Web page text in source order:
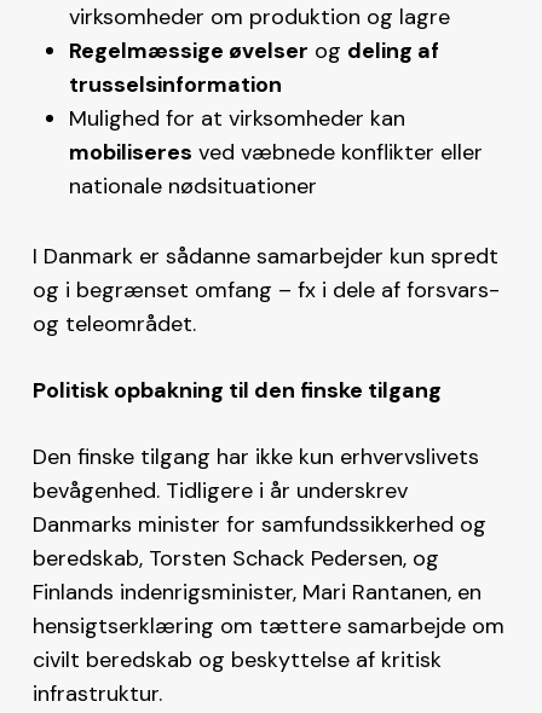
virksomheder om produktion og lagre
Regelmæssige øvelser og deling af
trusselsinformation
Mulighed for at virksomheder kan
mobiliseres ved væbnede konflikter eller
nationale nødsituationer
I Danmark er sådanne samarbejder kun spredt
og i begrænset omfang – fx i dele af forsvars-
og teleområdet.
Politisk opbakning til den finske tilgang
Den finske tilgang har ikke kun erhvervslivets
bevågenhed. Tidligere i år underskrev
Danmarks minister for samfundssikkerhed og
beredskab, Torsten Schack Pedersen, og
Finlands indenrigsminister, Mari Rantanen, en
hensigtserklæring om tættere samarbejde om
civilt beredskab og beskyttelse af kritisk
infrastruktur.